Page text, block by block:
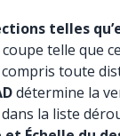
telles
telle que
toute
détermine la
la liste